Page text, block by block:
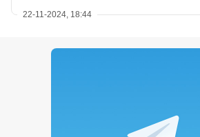
22-11-2024, 18:44